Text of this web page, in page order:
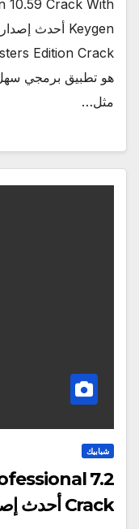
10.59 Crack With
Edition Crack
هو تطبيق برمجي سهل
مثل…
شبابيك
7.2
Crack أحدث إصدار تحميل مجاني 2024